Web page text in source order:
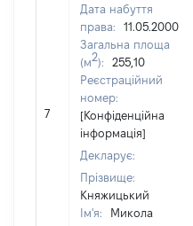
7
Дата набуття
права:
11.05.2000
Загальна площа
(м2):
255,10
Реєстраційний
номер:
[Конфіденційна
інформація]
Декларує:
Прізвище:
Княжицький
Ім'я:
Микола